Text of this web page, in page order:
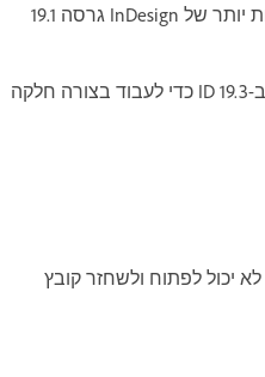
ל-IDML כדי לעבוד עם גרסאות ישנות יותר של InDesign גרסה 19.1
: פתחו ושמרו את המסמך ב-ID 19.3 כדי לעבוד בצורה חלקה
בנוסף לתרחישים שלעיל, InDesign לא יכול לפתוח ולשחזר קובץ